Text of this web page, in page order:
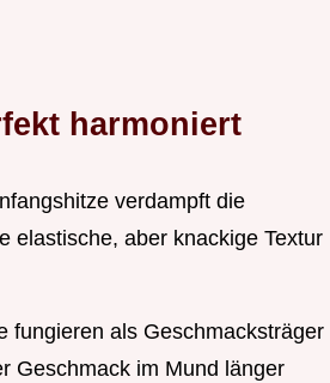
harmoniert
verdampft die
elastische, aber knackige Textur
fungieren als Geschmacksträger
Geschmack im Mund länger